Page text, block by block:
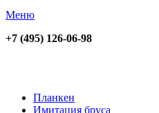
Меню
+7 (495) 126-06-98
Планкен
Имитация бруса